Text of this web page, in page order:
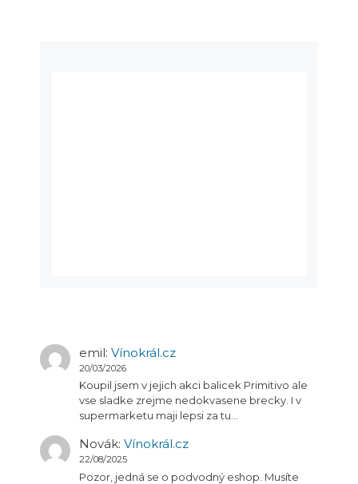
emil: Vínokrál.cz
20/03/2026
Koupil jsem v jejich akci balicek Primitivo ale
vse sladke zrejme nedokvasene brecky. I v
supermarketu maji lepsi za tu…
Novák: Vínokrál.cz
22/08/2025
Pozor, jedná se o podvodný eshop. Musíte